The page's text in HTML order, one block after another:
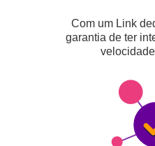
Com um Link
garantia de ter